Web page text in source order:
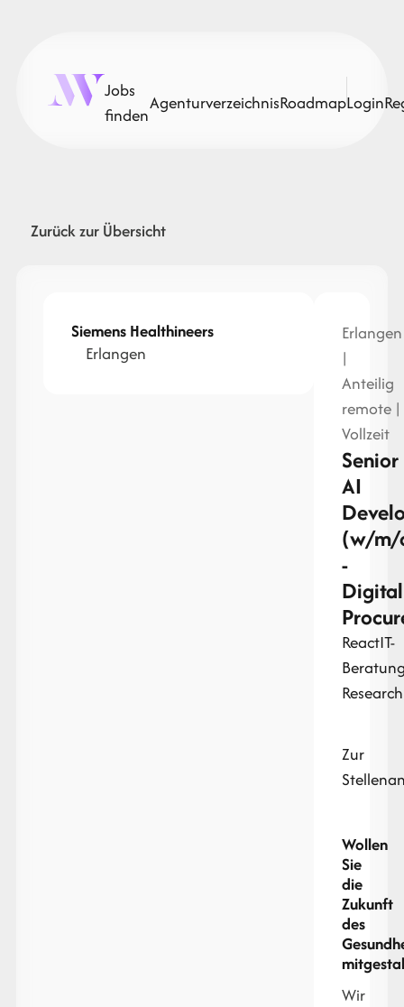
Jobs
finden
AgenturverzeichnisRoadmapLogin
Zurück zur Übersicht
Siemens Healthineers
Erlangen
Erlangen
|
Anteilig
remote |
Vollzeit
Senior
AI
(w/
-
Digital
ReactIT-
Research
Zur
Wollen
Sie
die
Zukunft
des
Wir